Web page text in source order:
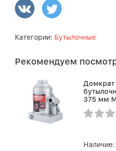
Категории: Бутылочные
Рекомендуем
Домкрат
375 мм